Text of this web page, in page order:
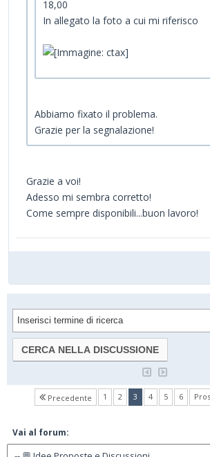
18,00
In allegato la foto a cui mi riferisco
Abbiamo fixato il problema.
Grazie per la segnalazione!
Grazie a voi!
Adesso mi sembra corretto!
Come sempre disponibili...buon lavoro!
Precedente 1 2 3(current)
4 5 6
Vai al forum: